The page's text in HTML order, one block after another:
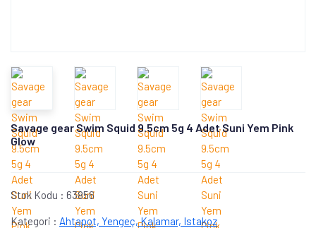
Savage gear Swim Squid 9.5cm 5g 4 Adet Suni Yem Pink
Glow
Stok Kodu : 63856
Kategori : Ahtapot, Yengeç, Kalamar, Istakoz